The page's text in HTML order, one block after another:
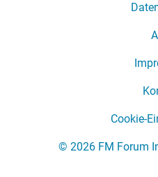
Cookie-
© 2026 FM Forum